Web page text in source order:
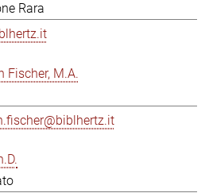
Rara
Fischer, M.A.